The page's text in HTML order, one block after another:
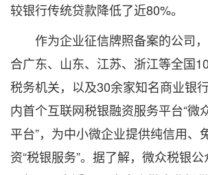
较银行传统贷款降低了近80%。
作为企业征信牌照备案的公司，
合广东、山东、江苏、浙江等全国
税务机关，以及30余家知名商业银
内首个互联网税银融资服务平台“微
平台”，为中小微企业提供纯信用、
资“税银服务”。据了解，微众税银